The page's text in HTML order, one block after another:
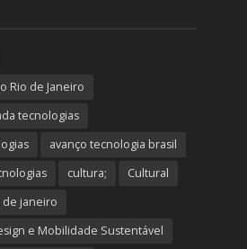
Rio de Janeiro
tecnologias
avanço tecnologia brasil
cultura;
Cultural
janeiro
e Mobilidade Sustentável